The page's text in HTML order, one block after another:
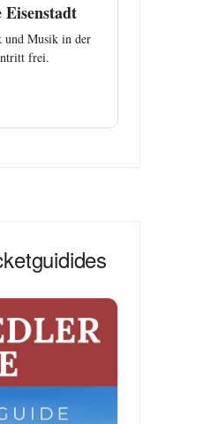
Eisenstadt
und Musik in der
frei.